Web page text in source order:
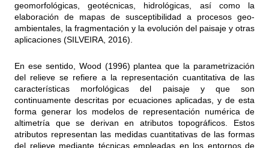
geomorfológicas, geotécnicas, hidrológicas, así como la
elaboración de mapas de susceptibilidad a procesos geo-
ambientales, la fragmentación y la evolución del paisaje y otras
aplicaciones (SILVEIRA, 2016).
En ese sentido, Wood (1996) plantea que la parametrización
del relieve se refiere a la representación cuantitativa de las
características morfológicas del paisaje y que son
continuamente descritas por ecuaciones aplicadas, y de esta
forma generar los modelos de representación numérica de
altimetría que se derivan en atributos topográficos. Estos
atributos representan las medidas cuantitativas de las formas
del relieve mediante técnicas empleadas en los entornos de